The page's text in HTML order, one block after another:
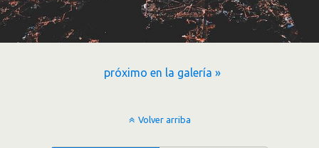
próximo en la galería »
Volver arriba